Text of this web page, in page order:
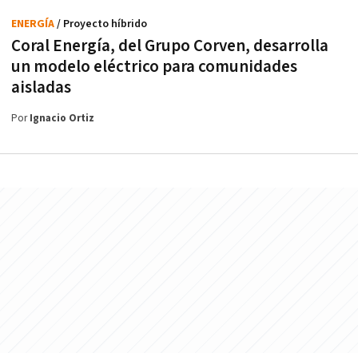
Coral Energía, del Grupo Corven, desarrolla
un modelo eléctrico para comunidades
aisladas
ENERGÍA/ Proyecto híbrido
PorIgnacio Ortiz